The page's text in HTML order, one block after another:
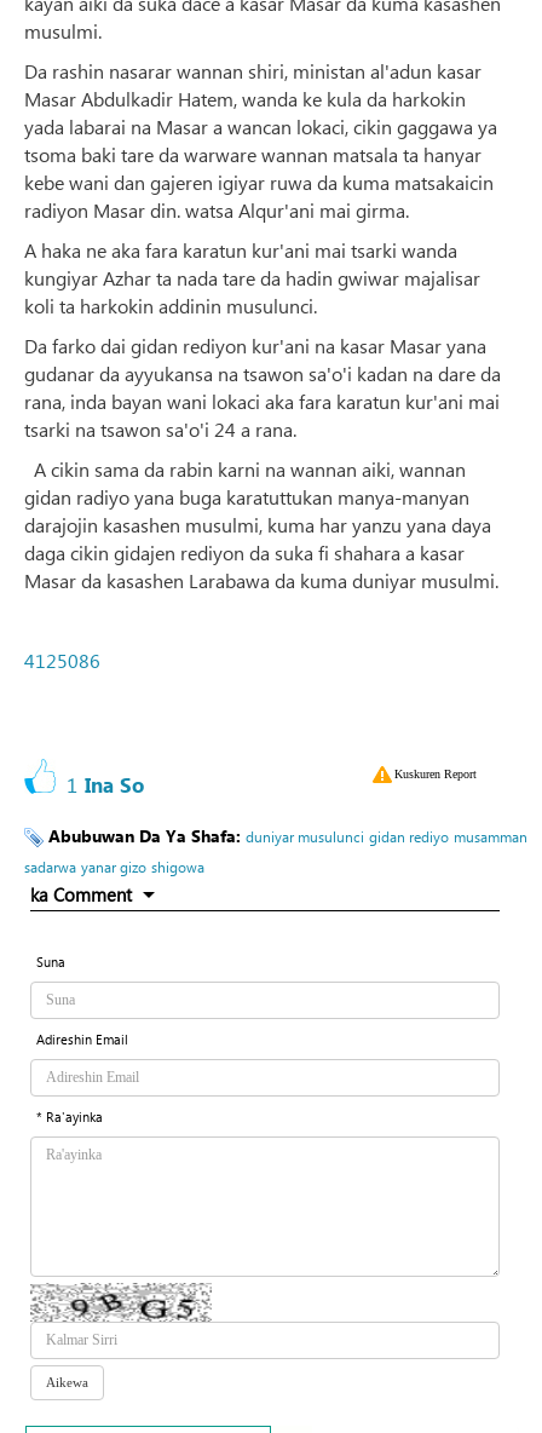
musulmi.
Da rashin nasarar wannan shiri, ministan al'adun kasar
Masar Abdulkadir Hatem, wanda ke kula da harkokin
yada labarai na Masar a wancan lokaci, cikin gaggawa ya
tsoma baki tare da warware wannan matsala ta hanyar
kebe wani dan gajeren igiyar ruwa da kuma matsakaicin
radiyon Masar din. watsa Alqur'ani mai girma.
A haka ne aka fara karatun kur'ani mai tsarki wanda
kungiyar Azhar ta nada tare da hadin gwiwar majalisar
koli ta harkokin addinin musulunci.
Da farko dai gidan rediyon kur'ani na kasar Masar yana
gudanar da ayyukansa na tsawon sa'o'i kadan na dare da
rana, inda bayan wani lokaci aka fara karatun kur'ani mai
tsarki na tsawon sa'o'i 24 a rana.
A cikin sama da rabin karni na wannan aiki, wannan
gidan radiyo yana buga karatuttukan manya-manyan
darajojin kasashen musulmi, kuma har yanzu yana daya
daga cikin gidajen rediyon da suka fi shahara a kasar
Masar da kasashen Larabawa da kuma duniyar musulmi.
4125086
1 Ina So Kuskuren Report
Abubuwan Da Ya Shafa: duniyar musulunci gidan rediyo musamman
sadarwa yanar gizo shigowa
ka Comment
Suna
Adireshin Email
* Ra'ayinka